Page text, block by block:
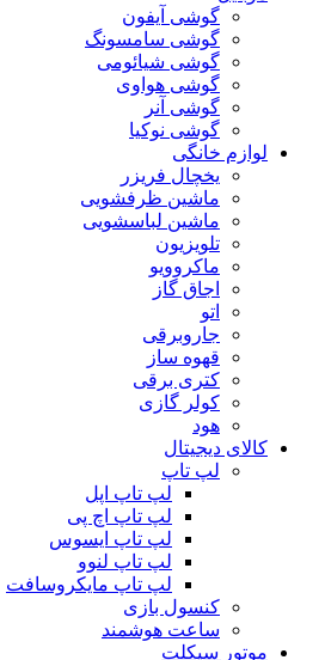
گوشی آیفون
گوشی سامسونگ
گوشی شیائومی
گوشی هواوی
گوشی آنر
گوشی نوکیا
لوازم خانگی
یخچال فریزر
ماشین ظرفشویی
ماشین لباسشویی
تلویزیون
ماکروویو
اجاق گاز
اتو
جاروبرقی
قهوه ساز
کتری برقی
کولر گازی
هود
کالای دیجیتال
لپ تاپ
لپ تاپ اپل
لپ تاپ اچ پی
لپ تاپ ایسوس
لپ تاپ لنوو
لپ تاپ مایکروسافت
کنسول بازی
ساعت هوشمند
موتور سیکلت